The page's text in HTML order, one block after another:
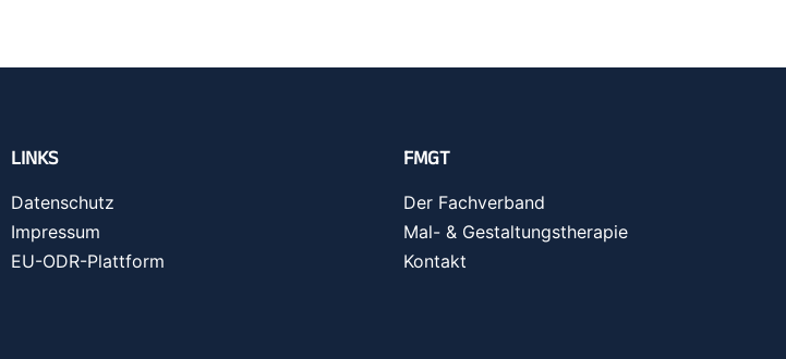
LINKS
Datenschutz
Impressum
EU-ODR-Plattform
FMGT
Der Fachverband
Mal- & Gestaltungstherapie
Kontakt